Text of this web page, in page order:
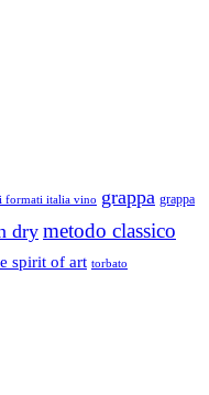
formati italia vino grappa grappa
drymetodo classico
spirit of art torbato